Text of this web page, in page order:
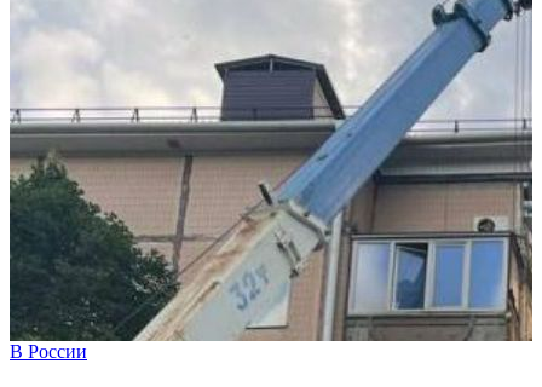
В России